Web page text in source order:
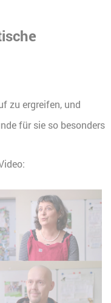
zu ergreifen, und
für sie so besonders
mit Youtube